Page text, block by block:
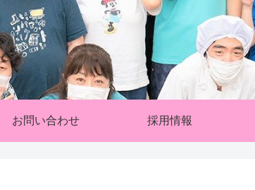
お問い合わせ 採用情報